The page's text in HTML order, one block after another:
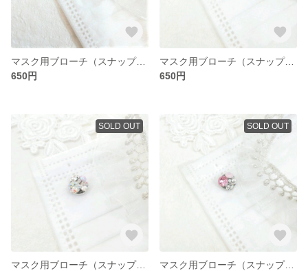
マスク用ブローチ（スナップボタン式）1個
650円
マスク用ブローチ（スナップボタン式）1個
650円
SOLD OUT
マスク用ブローチ（スナップボタン式）1個
SOLD OUT
マスク用ブローチ（スナップボタン式）1個